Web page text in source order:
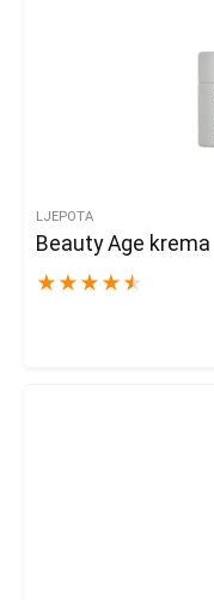
LJEPOTA
Beauty Age krema
★ ★ ★ ★ ★